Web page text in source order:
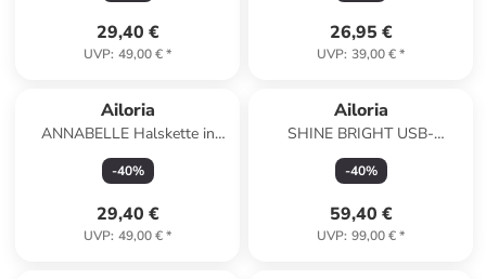
29,40 €
UVP: 49,00 €*
26,95 €
UVP: 39,00 €*
Ailoria
ANNABELLE Halskette in
roségold
-40%
29,40 €
UVP: 49,00 €*
Ailoria
SHINE BRIGHT USB-
Schallzahnbürste in schwarz
-40%
59,40 €
UVP: 99,00 €*